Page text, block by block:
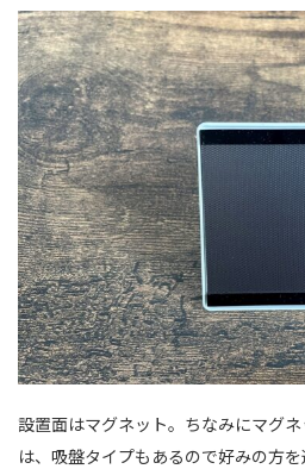
設置面はマグネット。ちなみにマグ
は、吸盤タイプもあるので好みの方を